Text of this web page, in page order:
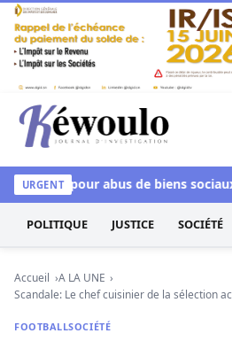
Aller au contenu
Kéwoulo, le premier site
URGENTpour abus de biens sociaux
POLITIQUE JUSTICE SOCIÉTÉ
Accueil
A LA UNE
Scandale: Le chef cuisinier de la sélection
FOOTBALLSOCIÉTÉ